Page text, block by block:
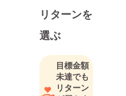
後、劇団専
属制作とし
て、舞台に
足を運んだ
お客様以外
にも“感動”を
お届けした
リターンを
選ぶ
目標金額
未達でも
リターン